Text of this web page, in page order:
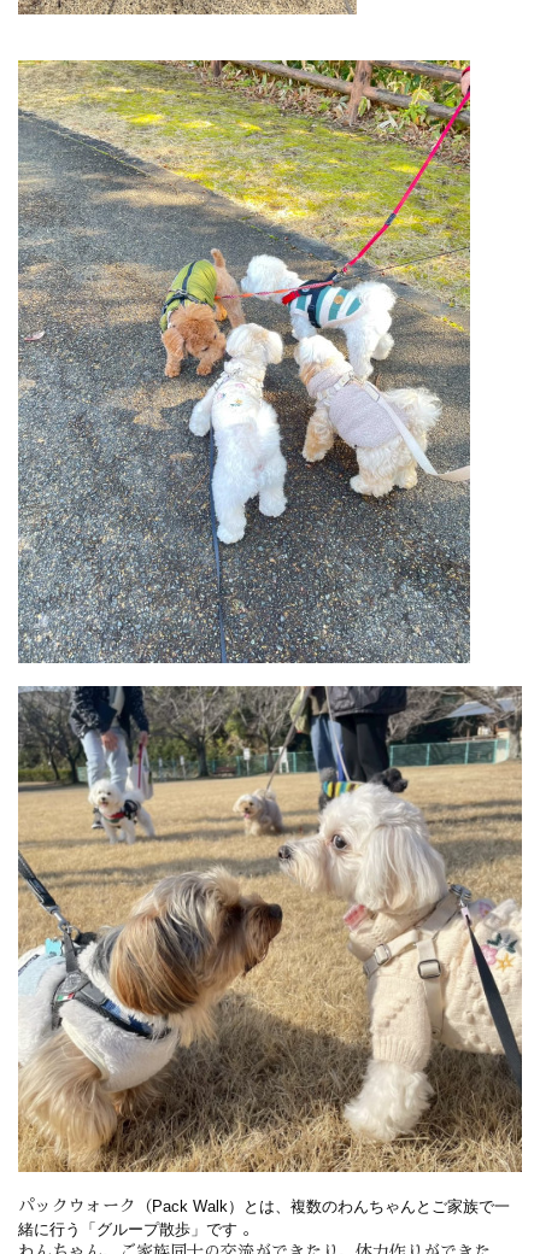
パックウォーク （ Pack Walk）とは、複数のわんちゃんとご家族で一
緒に行う「グループ散歩」です 。